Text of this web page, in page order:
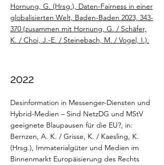
Hornung, G. (Hrsg.), Daten-Fairness in einer
globalisierten Welt, Baden-Baden 2023, 343-
370 (zusammen mit Hornung, G. / Schäfer,
K. / Choi, J.-E. / Steinebach, M. / Vogel, I.).
2022
Desinformation in Messenger-Diensten und
Hybrid-Medien – Sind NetzDG und MStV
geeignete Blaupausen für die EU?, in:
Bernzen, A. K. / Grisse, K. / Kaesling, K.
(Hrsg.), Immaterialgüter und Medien im
Binnenmarkt Europäisierung des Rechts